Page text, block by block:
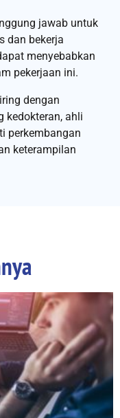
jawab untuk
dan bekerja
menyebabkan
pekerjaan ini.
dengan
kedokteran, ahli
perkembangan
keterampilan